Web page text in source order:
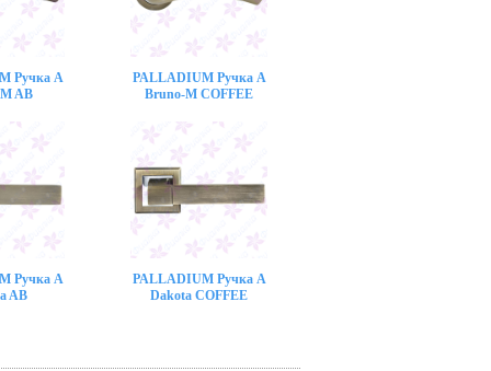
Ручка A
AB
PALLADIUM Ручка A
Bruno-M COFFEE
Ручка A
AB
PALLADIUM Ручка A
Dakota COFFEE